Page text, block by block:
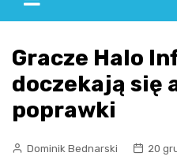
Gracze Halo
doczekają się
poprawki
Dominik Bednarski
20